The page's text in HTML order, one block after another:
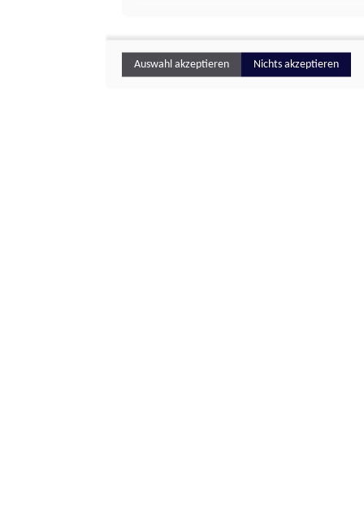
Auswahl akzeptieren Nichts akzeptieren